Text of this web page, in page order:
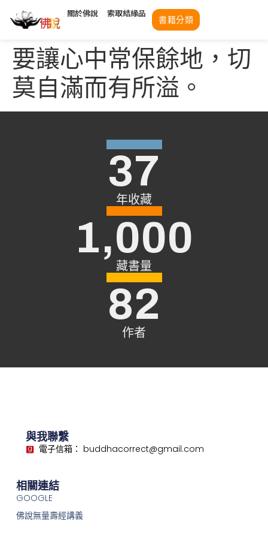
關於佛說 索取結緣品
書籍分類
要讓心中常保餘地，切
莫自滿而有所溢。
年收藏
37
藏書量
1,000
作者
82
與我聯繫
電子信箱： buddhacorrect@gmail.com
相關連結
GOOGLE
佛說無量壽經講義